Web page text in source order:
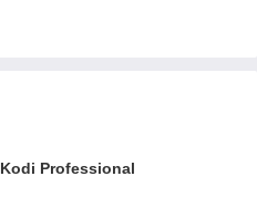
Kodi Professional